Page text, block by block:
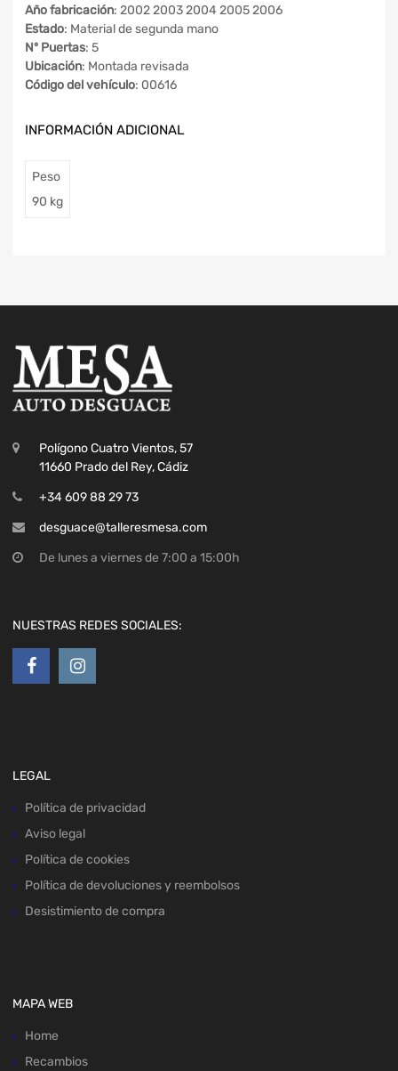
Año fabricación: 2002 2003 2004 2005 2006
Estado: Material de segunda mano
Nº Puertas: 5
Ubicación: Montada revisada
Código del vehículo: 00616
INFORMACIÓN ADICIONAL
Peso
90 kg
Polígono Cuatro Vientos, 57
11660 Prado del Rey, Cádiz
+34 609 88 29 73
desguace@talleresmesa.com
De lunes a viernes de 7:00 a 15:00h
NUESTRAS REDES SOCIALES:
LEGAL
Política de privacidad
Aviso legal
Política de cookies
Política de devoluciones y reembolsos
Desistimiento de compra
MAPA WEB
Home
Recambios